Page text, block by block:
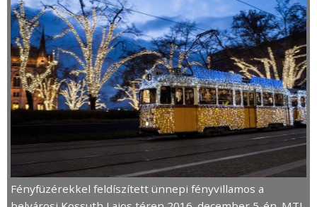
Fényfüzérekkel feldíszített ünnepi fényvillamos a